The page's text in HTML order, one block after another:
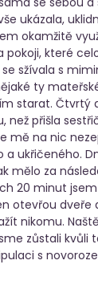
ukázala,
okamžitě
které
sžívala s
ty
starat. Čtvrtý
přišla
mě na nic
ukřičeného.
mělo za
20 minut
otevřou
nikomu.
zůstali kvůli
s